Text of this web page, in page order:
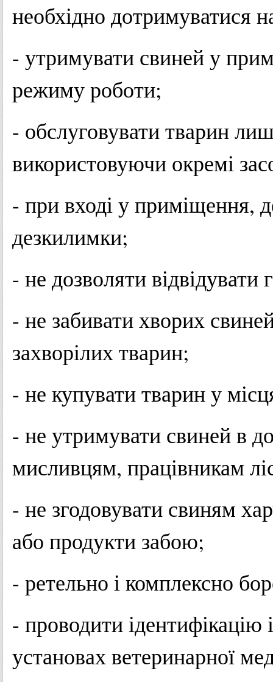
необхідно дотримуватися
- утримувати свиней у
режиму роботи;
- обслуговувати тварин
використовуючи окремі
- при вході у приміщення,
дезкилимки;
- не дозволяти
- не забивати хворих
захворілих тварин;
- не купувати тварин у
- не утримувати свиней в
мисливцям, працівникам
- не згодовувати свиням
або продукти забою;
- ретельно і комплексно
- проводити
установах ветеринарної